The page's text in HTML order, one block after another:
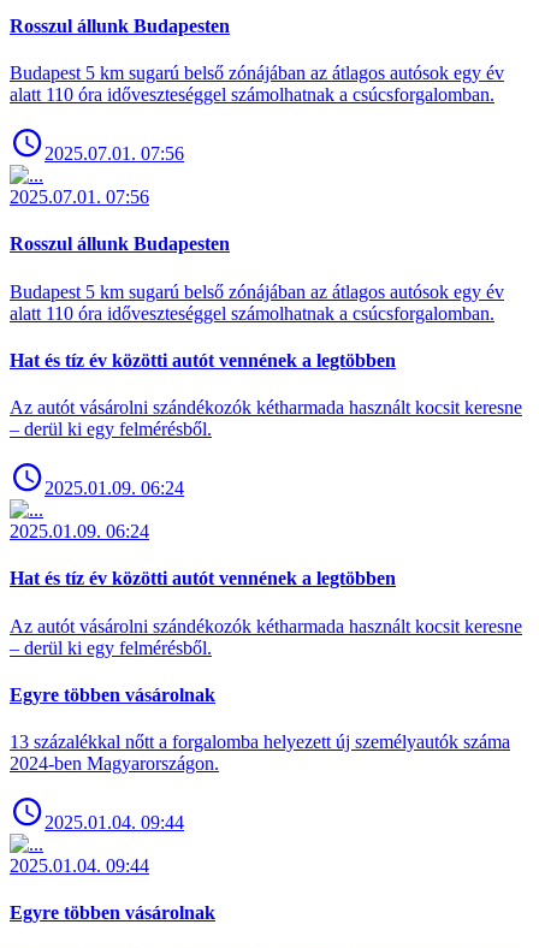
Rosszul állunk Budapesten
Budapest 5 km sugarú belső zónájában az átlagos autósok egy év
alatt 110 óra időveszteséggel számolhatnak a csúcsforgalomban.
2025.07.01. 07:56
2025.07.01. 07:56
Rosszul állunk Budapesten
Budapest 5 km sugarú belső zónájában az átlagos autósok egy év
alatt 110 óra időveszteséggel számolhatnak a csúcsforgalomban.
Hat és tíz év közötti autót vennének a legtöbben
Az autót vásárolni szándékozók kétharmada használt kocsit keresne
– derül ki egy felmérésből.
2025.01.09. 06:24
2025.01.09. 06:24
Hat és tíz év közötti autót vennének a legtöbben
Az autót vásárolni szándékozók kétharmada használt kocsit keresne
– derül ki egy felmérésből.
Egyre többen vásárolnak
13 százalékkal nőtt a forgalomba helyezett új személyautók száma
2024-ben Magyarországon.
2025.01.04. 09:44
2025.01.04. 09:44
Egyre többen vásárolnak